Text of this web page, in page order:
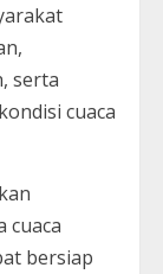
serta
cuaca
cuaca
bersiap